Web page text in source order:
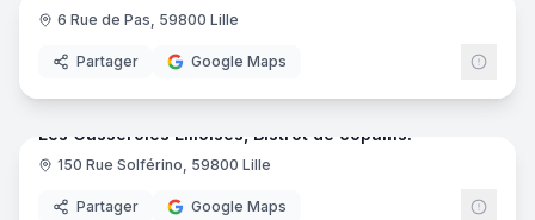
6 Rue de Pas, 59800 Lille
Partager Google Maps
11
Les Casseroles Lilloises, Bistrot de copains!
150 Rue Solférino, 59800 Lille
Partager Google Maps